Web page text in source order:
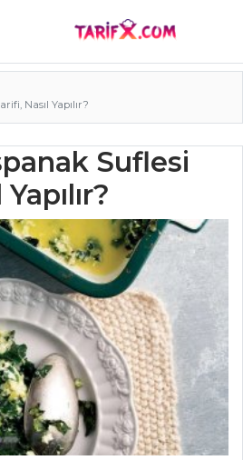
Nasıl Yapılır?
Suflesi